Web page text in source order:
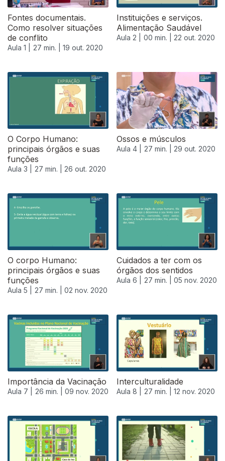
Fontes documentais.
Como resolver situações
de conflito
Aula 1 | 27 min. | 19 out. 2020
Instituições e serviços.
Alimentação Saudável
Aula 2 | 00 min. | 22 out. 2020
O Corpo Humano:
principais órgãos e suas
funções
Aula 3 | 27 min. | 26 out. 2020
Ossos e músculos
Aula 4 | 27 min. | 29 out. 2020
O corpo Humano:
principais órgãos e suas
funções
Aula 5 | 27 min. | 02 nov. 2020
Cuidados a ter com os
órgãos dos sentidos
Aula 6 | 27 min. | 05 nov. 2020
Importância da Vacinação
Aula 7 | 26 min. | 09 nov. 2020
Interculturalidade
Aula 8 | 27 min. | 12 nov. 2020